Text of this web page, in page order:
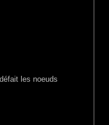
les noeuds